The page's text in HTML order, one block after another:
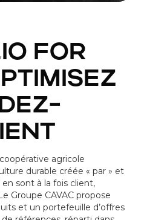
FOR
agricole
durable créée « par » et
sont à la fois client,
Groupe CAVAC propose
et un portefeuille d’offres